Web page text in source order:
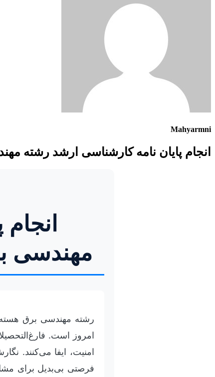
Mahyarmni
انجام پایان نامه کارشناسی ارشد رشته
مهندسی
رشته مهندسی برق
امروز است.
امنیت، ایفا می‌کنند.
فرصتی بی‌بدیل برای